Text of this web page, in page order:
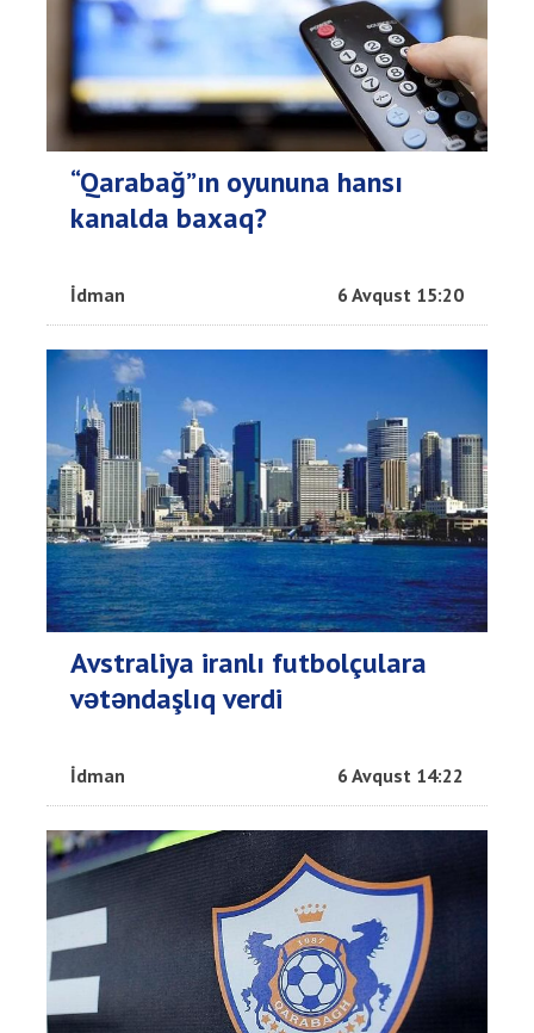
“Qarabağ”ın oyununa hansı
kanalda baxaq?
İdman 6 Avqust 15:20
Avstraliya iranlı futbolçulara
vətəndaşlıq verdi
İdman 6 Avqust 14:22